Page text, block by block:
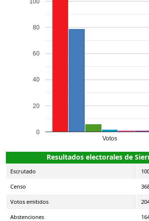
Votos
0
20
40
60
80
Resultados electorales de
Escrutado
Censo
Votos emitidos
Abstenciones